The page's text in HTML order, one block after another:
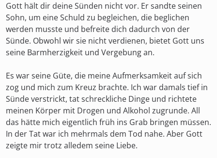
Gott hält dir deine Sünden nicht vor. Er sandte seinen
Sohn, um eine Schuld zu begleichen, die beglichen
werden musste und befreite dich dadurch von der
Sünde. Obwohl wir sie nicht verdienen, bietet Gott uns
seine Barmherzigkeit und Vergebung an.
Es war seine Güte, die meine Aufmerksamkeit auf sich
zog und mich zum Kreuz brachte. Ich war damals tief in
Sünde verstrickt, tat schreckliche Dinge und richtete
meinen Körper mit Drogen und Alkohol zugrunde. All
das hätte mich eigentlich früh ins Grab bringen müssen.
In der Tat war ich mehrmals dem Tod nahe. Aber Gott
zeigte mir trotz alledem seine Liebe.